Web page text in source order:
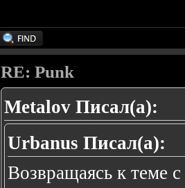
RE: Punk
Metalov Писал(а):
Urbanus Писал(а):
Возвращаясь к теме